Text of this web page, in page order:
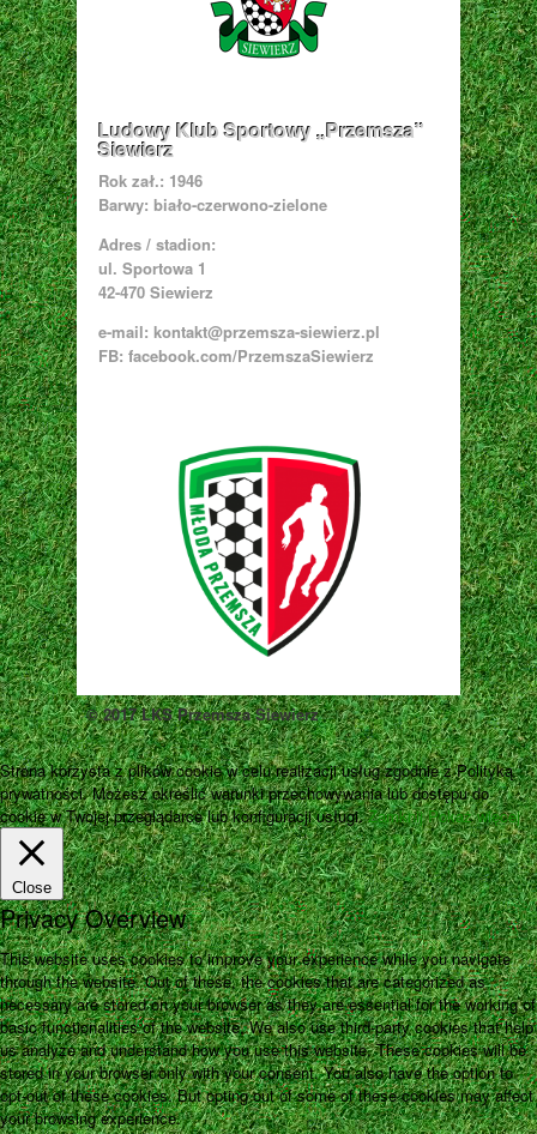
Ludowy Klub Sportowy „Przemsza”
Siewierz
Rok zał.: 1946
Barwy: biało-czerwono-zielone
Adres / stadion:
ul. Sportowa 1
42-470 Siewierz
e-mail: kontakt@przemsza-siewierz.pl
FB: facebook.com/PrzemszaSiewierz
© 2017 LKS Przemsza Siewierz
Strona korzysta z plików cookie w celu realizacji usług zgodnie z Polityką
prywatności. Możesz określić warunki przechowywania lub dostępu do
cookie w Twojej przeglądarce lub konfiguracji usługi.Zamknij Pokaż więcej
Close
Privacy Overview
This website uses cookies to improve your experience while you navigate
through the website. Out of these, the cookies that are categorized as
necessary are stored on your browser as they are essential for the working of
basic functionalities of the website. We also use third-party cookies that help
us analyze and understand how you use this website. These cookies will be
stored in your browser only with your consent. You also have the option to
opt-out of these cookies. But opting out of some of these cookies may affect
your browsing experience.